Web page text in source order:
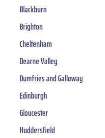
Blackburn
Brighton
Cheltenham
Dearne Valley
Dumfries and Galloway
Edinburgh
Gloucester
Huddersfield